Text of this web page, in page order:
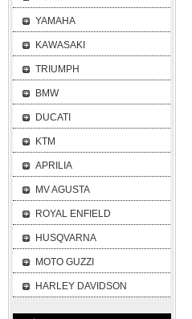
YAMAHA
KAWASAKI
TRIUMPH
BMW
DUCATI
KTM
APRILIA
MV AGUSTA
ROYAL ENFIELD
HUSQVARNA
MOTO GUZZI
HARLEY DAVIDSON